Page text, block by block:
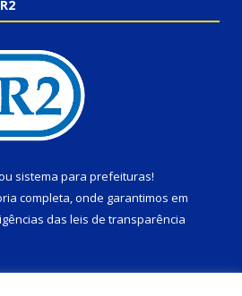
sistema para prefeituras!
completa, onde garantimos em
das leis de transparência